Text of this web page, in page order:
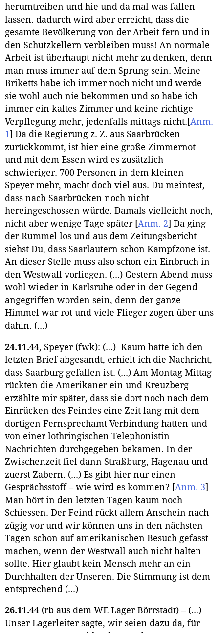
herumtreiben und hie und da mal was fallen
lassen. dadurch wird aber erreicht, dass die
gesamte Bevölkerung von der Arbeit fern und in
den Schutzkellern verbleiben muss! An normale
Arbeit ist überhaupt nicht mehr zu denken, denn
man muss immer auf dem Sprung sein. Meine
Briketts habe ich immer noch nicht und werde
sie wohl auch nie bekommen und so habe ich
immer ein kaltes Zimmer und keine richtige
Verpflegung mehr, jedenfalls mittags nicht. [Anm.
1] Da die Regierung z. Z. aus Saarbrücken
zurückkommt, ist hier eine große Zimmernot
und mit dem Essen wird es zusätzlich
schwieriger. 700 Personen in dem kleinen
Speyer mehr, macht doch viel aus. Du meintest,
dass nach Saarbrücken noch nicht
hereingeschossen würde. Damals vielleicht noch,
nicht aber wenige Tage später [Anm. 2] Da ging
der Rummel los und aus dem Zeitungsbericht
siehst Du, dass Saarlautern schon Kampfzone ist.
An dieser Stelle muss also schon ein Einbruch in
den Westwall vorliegen. (...) Gestern Abend muss
wohl wieder in Karlsruhe oder in der Gegend
angegriffen worden sein, denn der ganze
Himmel war rot und viele Flieger zogen über uns
dahin. (...)
24.11.44, Speyer (fwk): (...) Kaum hatte ich den
letzten Brief abgesandt, erhielt ich die Nachricht,
dass Saarburg gefallen ist. (...) Am Montag Mittag
rückten die Amerikaner ein und Kreuzberg
erzählte mir später, dass sie dort noch nach dem
Einrücken des Feindes eine Zeit lang mit dem
dortigen Fernsprechamt Verbindung hatten und
von einer lothringischen Telephonistin
Nachrichten durchgegeben bekamen. In der
Zwischenzeit fiel dann Straßburg, Hagenau und
zuerst Zabern. (...) Es gibt hier nur einen
Gesprächsstoff – wie wird es kommen? [Anm. 3]
Man hört in den letzten Tagen kaum noch
Schiessen. Der Feind rückt allem Anschein nach
zügig vor und wir können uns in den nächsten
Tagen schon auf amerikanischen Besuch gefasst
machen, wenn der Westwall auch nicht halten
sollte. Hier glaubt kein Mensch mehr an ein
Durchhalten der Unseren. Die Stimmung ist dem
entsprechend (...)
26.11.44 (rb aus dem WE Lager Börrstadt) – (...)
Unser Lagerleiter sagte, wir seien dazu da, für